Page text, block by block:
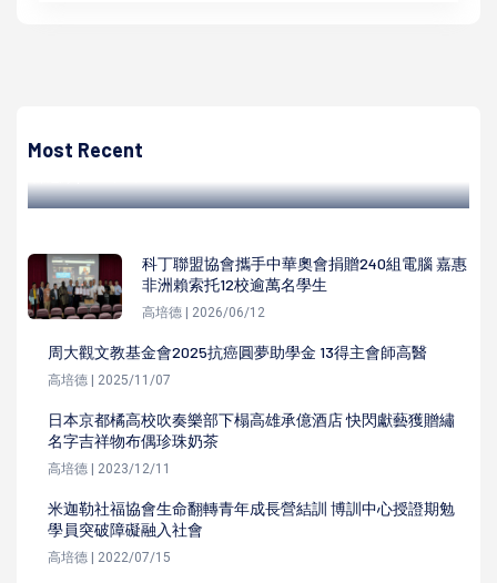
Most Recent
高雄市原民故事館開館祈福
科丁聯盟協會攜手中華奧會捐贈240組電腦 嘉惠
非洲賴索托12校逾萬名學生
高培德 | 2026/06/12
周大觀文教基金會2025抗癌圓夢助學金 13得主會師高醫
高培德 | 2025/11/07
日本京都橘高校吹奏樂部下榻高雄承億酒店 快閃獻藝獲贈繡
名字吉祥物布偶珍珠奶茶
高培德 | 2023/12/11
米迦勒社福協會生命翻轉青年成長營結訓 博訓中心授證期勉
學員突破障礙融入社會
高培德 | 2022/07/15